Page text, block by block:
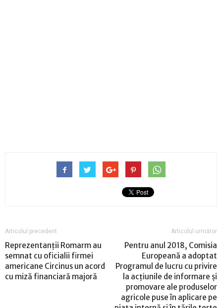
Articolul precedent
Reprezentanţii Romarm au
semnat cu oficialii firmei
americane Circinus un acord
cu miză financiară majoră
Articolul următor
Pentru anul 2018, Comisia
Europeană a adoptat
Programul de lucru cu privire
la acțiunile de informare și
promovare ale produselor
agricole puse în aplicare pe